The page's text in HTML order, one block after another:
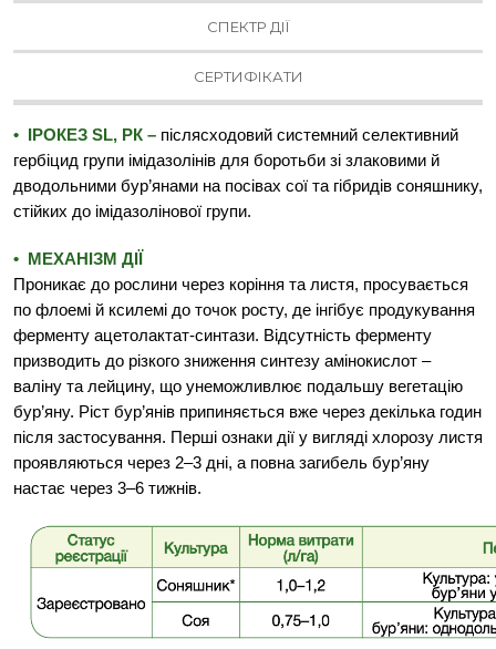
СПЕКТР ДІЇ
СЕРТИФІКАТИ
• ІРОКЕЗ SL, РК – післясходовий системний селективний
гербіцид групи імідазолінів для боротьби зі злаковими й
дводольними бур’янами на посівах сої та гібридів соняшнику,
стійких до імідазолінової групи.
• МЕХАНІЗМ ДІЇ
Проникає до рослини через коріння та листя, просувається
по флоемі й ксилемі до точок росту, де інгібує продукування
ферменту ацетолактат-синтази. Відсутність ферменту
призводить до різкого зниження синтезу амінокислот –
валіну та лейцину, що унеможливлює подальшу вегетацію
бур’яну. Ріст бур’янів припиняється вже через декілька годин
після застосування. Перші ознаки дії у вигляді хлорозу листя
проявляються через 2–3 дні, а повна загибель бур’яну
настає через 3–6 тижнів.